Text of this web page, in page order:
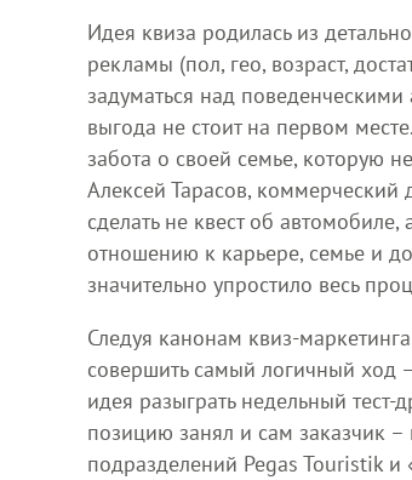
Идея квиза родилась из
рекламы (пол, гео, возраст,
задуматься над
выгода не стоит на первом
забота о своей семье, которую
Алексей Тарасов, коммерческий
сделать не квест об
отношению к карьере, семье и
значительно упростило весь
Следуя канонам квиз-
совершить самый логичный ход
идея разыграть недельный
позицию занял и сам заказчик
подразделений Pegas Touristik